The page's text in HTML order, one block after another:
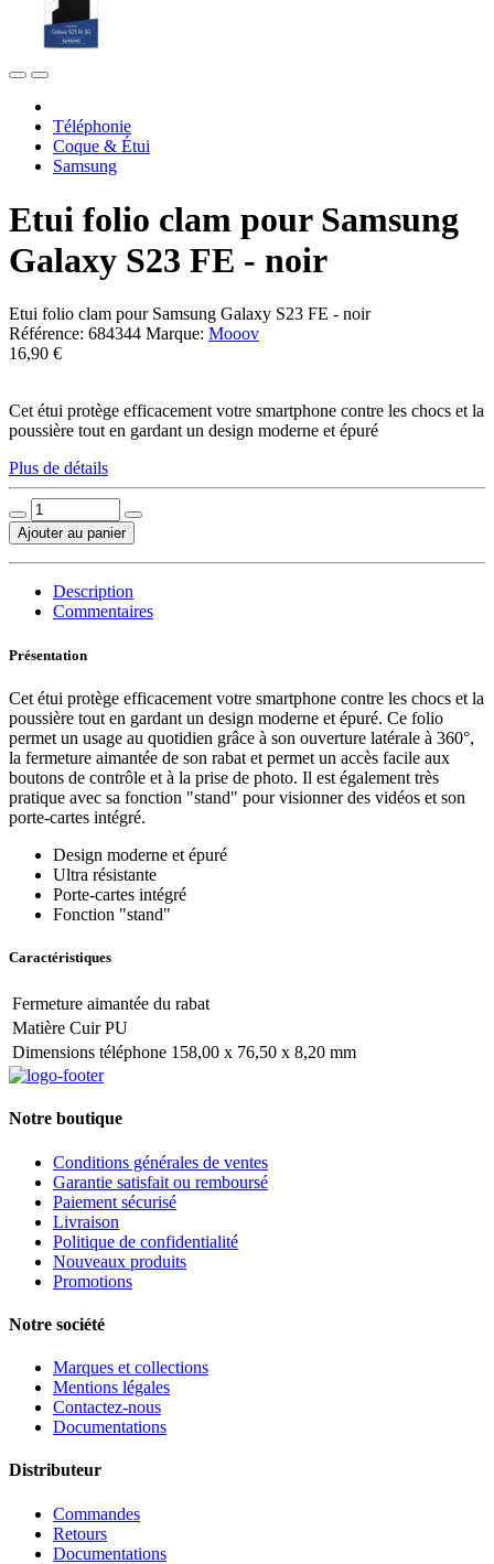
Téléphonie
Coque & Étui
Samsung
Etui folio clam pour Samsung
Galaxy S23 FE - noir
Etui folio clam pour Samsung Galaxy S23 FE - noir
Référence: 684344 Marque: Mooov
16,90 €
Cet étui protège efficacement votre smartphone contre les chocs et la
poussière tout en gardant un design moderne et épuré
Plus de détails
Ajouter au panier
Description
Commentaires
Présentation
Cet étui protège efficacement votre smartphone contre les chocs et la
poussière tout en gardant un design moderne et épuré. Ce folio
permet un usage au quotidien grâce à son ouverture latérale à 360°,
la fermeture aimantée de son rabat et permet un accès facile aux
boutons de contrôle et à la prise de photo. Il est également très
pratique avec sa fonction "stand" pour visionner des vidéos et son
porte-cartes intégré.
Design moderne et épuré
Ultra résistante
Porte-cartes intégré
Fonction "stand"
Caractéristiques
Fermeture aimantée du rabat
Matière Cuir PU
Dimensions téléphone 158,00 x 76,50 x 8,20 mm
Notre boutique
Conditions générales de ventes
Garantie satisfait ou remboursé
Paiement sécurisé
Livraison
Politique de confidentialité
Nouveaux produits
Promotions
Notre société
Marques et collections
Mentions légales
Contactez-nous
Documentations
Distributeur
Commandes
Retours
Documentations